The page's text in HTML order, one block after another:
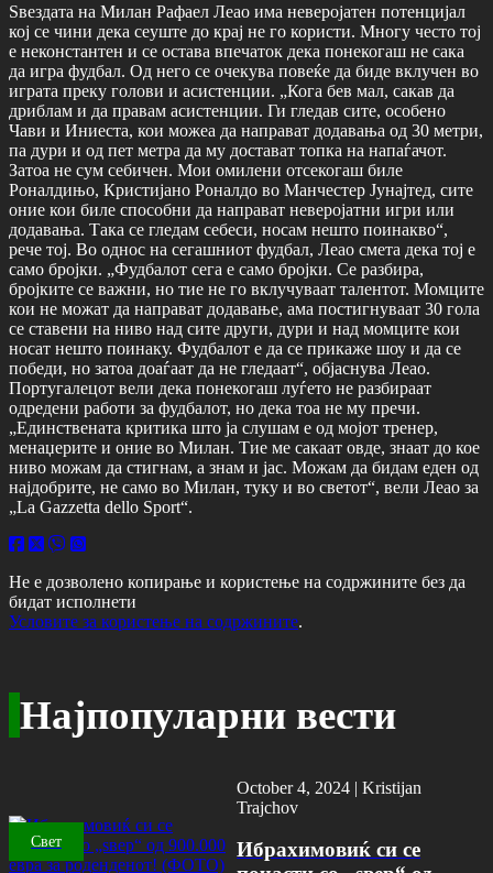
Ѕвездата на Милан Рафаел Леао има неверојатен потенцијал
кој се чини дека сеуште до крај не го користи. Многу често тој
е неконстантен и се остава впечаток дека понекогаш не сака
да игра фудбал. Од него се очекува повеќе да биде вклучен во
играта преку голови и асистенции. „Кога бев мал, сакав да
дриблам и да правам асистенции. Ги гледав сите, особено
Чави и Иниеста, кои можеа да направат додавања од 30 метри,
па дури и од пет метра да му достават топка на напаѓачот.
Затоа не сум себичен. Мои омилени отсекогаш биле
Роналдињо, Кристијано Роналдо во Манчестер Јунајтед, сите
оние кои биле способни да направат неверојатни игри или
додавања. Така се гледам себеси, носам нешто поинакво“,
рече тој. Во однос на сегашниот фудбал, Леао смета дека тој е
само бројки. „Фудбалот сега е само бројки. Се разбира,
бројките се важни, но тие не го вклучуваат талентот. Момците
кои не можат да направат додавање, ама постигнуваат 30 гола
се ставени на ниво над сите други, дури и над момците кои
носат нешто поинаку. Фудбалот е да се прикаже шоу и да се
победи, но затоа доаѓаат да не гледаат“, објаснува Леао.
Португалецот вели дека понекогаш луѓето не разбираат
одредени работи за фудбалот, но дека тоа не му пречи.
„Единствената критика што ја слушам е од мојот тренер,
менаџерите и оние во Милан. Тие ме сакаат овде, знаат до кое
ниво можам да стигнам, а знам и јас. Можам да бидам еден од
најдобрите, не само во Милан, туку и во светот“, вели Леао за
„La Gazzetta dello Sport“.
Не е дозволено копирање и користење на содржините без да
бидат исполнети
Условите за користење на содржините.
Најпопуларни вести
Свет
October 4, 2024 |Kristijan
Trajchov
Ибрахимовиќ си се